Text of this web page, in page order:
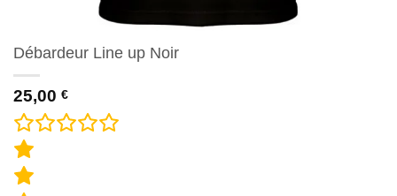
Débardeur Line up Noir
25,00 €